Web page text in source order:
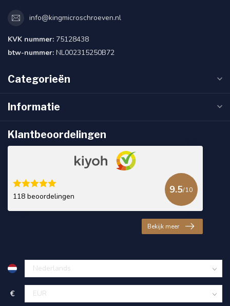
info@kingmicroschroeven.nl
KVK nummer: 75128438
btw-nummer: NL002315250B72
Categorieën
Informatie
Klantbeoordelingen
118 beoordelingen
9.5/10
Bekijk meer
€